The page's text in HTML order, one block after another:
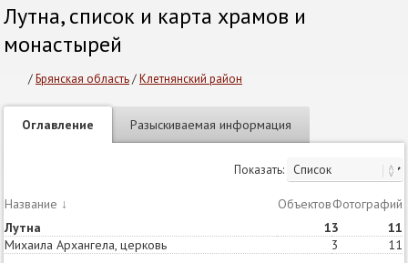
Лутна, список и карта храмов и
монастырей
/Брянская область/Клетнянский район
Оглавление Разыскиваемая информация
Показать:
Название ↓ ОбъектовСтатей
Фотографий
Лутна
13 11
Михаила Архангела, церковь 3 11